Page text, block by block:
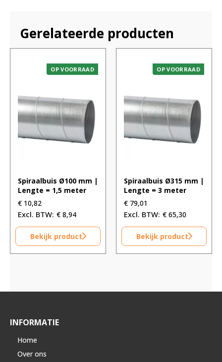
Gerelateerde producten
OP VOORRAAD
Spiraalbuis Ø100 mm |
Lengte = 1,5 meter
€ 10,82
€ 8,94
Bekijk product
OP VOORRAAD
Spiraalbuis Ø315 mm |
Lengte = 3 meter
€ 79,01
€ 65,30
Bekijk product
INFORMATIE
Home
Over ons